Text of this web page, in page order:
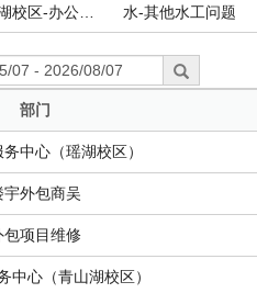
水-其他水工问题
部门
中心（瑶湖校区）
宇外包商吴
包项目维修
中心（青山湖校区）